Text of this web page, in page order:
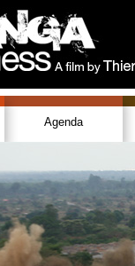
Agenda